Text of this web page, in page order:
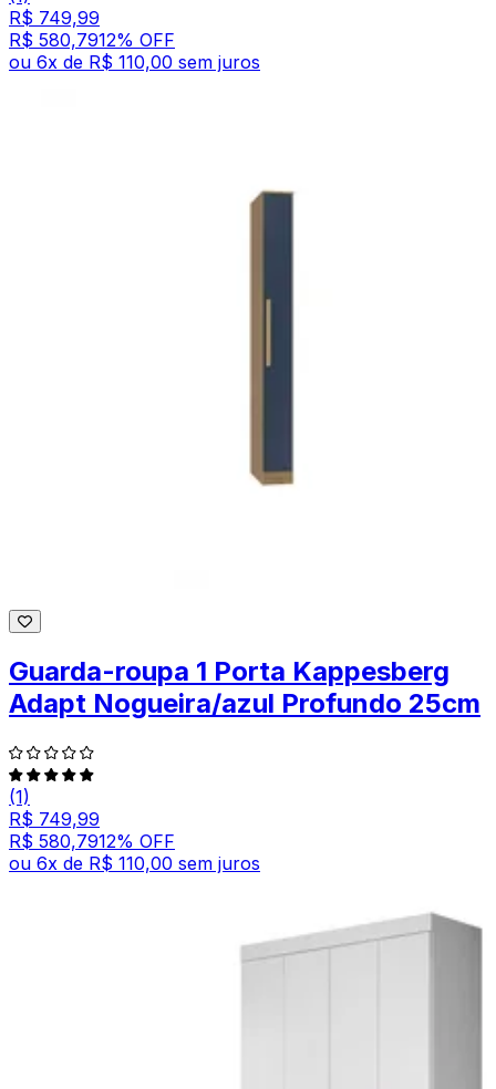
R$ 749,99
R$ 580,7912% OFF
ou 6x de R$ 110,00 sem juros
Guarda-roupa 1 Porta Kappesberg
Adapt Nogueira/azul Profundo 25cm
(1)
R$ 749,99
R$ 580,7912% OFF
ou 6x de R$ 110,00 sem juros